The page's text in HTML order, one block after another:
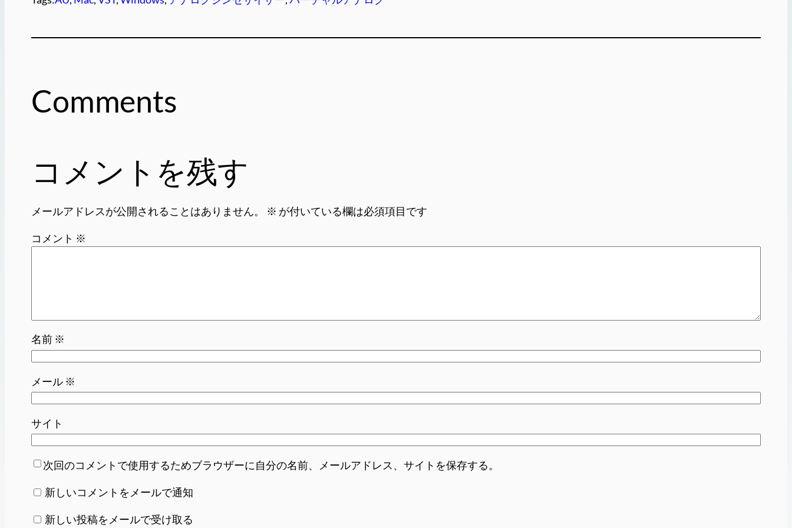
Comments
コメントを残す
メールアドレスが公開されることはありません。 ※ が付いている欄は必須項目です
コメント ※
名前 ※
メール ※
サイト
次回のコメントで使用するためブラウザーに自分の名前、メールアドレス、サイトを保存する。
新しいコメントをメールで通知
新しい投稿をメールで受け取る